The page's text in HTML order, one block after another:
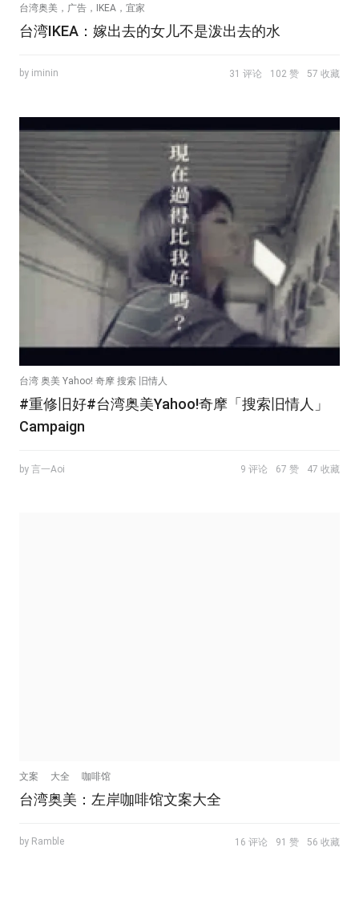
台湾奥美，广告，IKEA，宜家
台湾IKEA：嫁出去的女儿不是泼出去的水
by iminin 31 评论 102 赞 57 收藏
台湾 奥美 Yahoo! 奇摩 搜索 旧情人
#重修旧好#台湾奥美Yahoo!奇摩「搜索旧情人」
Campaign
by 言一Aoi 9 评论 67 赞 47 收藏
文案 大全 咖啡馆
台湾奥美：左岸咖啡馆文案大全
by Ramble 16 评论 91 赞 56 收藏